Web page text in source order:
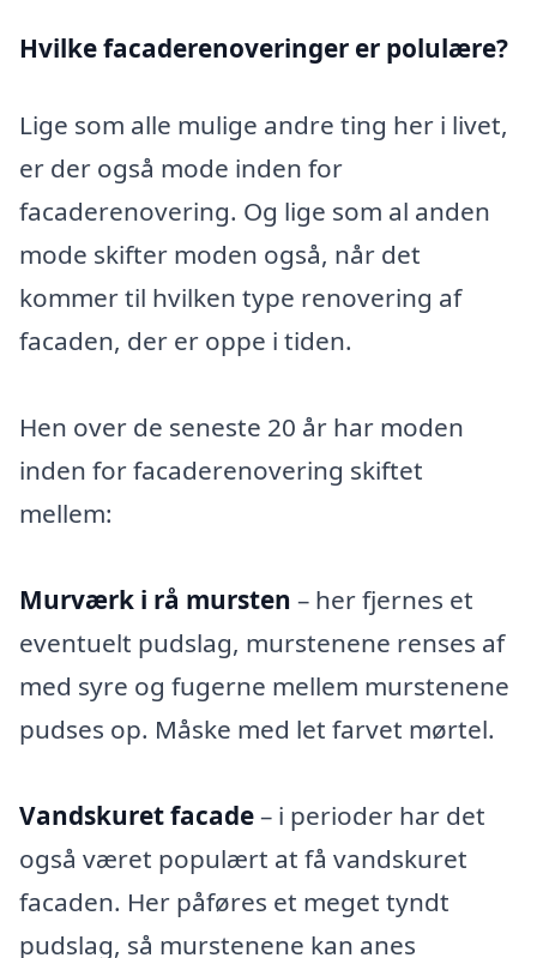
Hvilke facaderenoveringer er polulære?
Lige som alle mulige andre ting her i livet,
er der også mode inden for
facaderenovering. Og lige som al anden
mode skifter moden også, når det
kommer til hvilken type renovering af
facaden, der er oppe i tiden.
Hen over de seneste 20 år har moden
inden for facaderenovering skiftet
mellem:
Murværk i rå mursten – her fjernes et
eventuelt pudslag, murstenene renses af
med syre og fugerne mellem murstenene
pudses op. Måske med let farvet mørtel.
Vandskuret facade– i perioder har det
også været populært at få vandskuret
facaden. Her påføres et meget tyndt
pudslag, så murstenene kan anes